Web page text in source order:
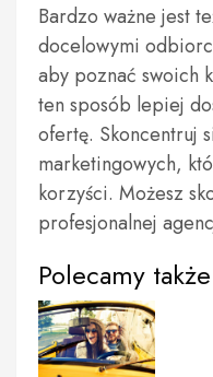
Bardzo ważne jest
docelowymi
aby poznać swoich
ten sposób lepiej
ofertę. Skoncentruj
marketingowych,
korzyści. Możesz
profesjonalnej
Polecamy także